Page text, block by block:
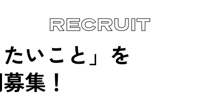
RECRUIT
いこと」を
集！